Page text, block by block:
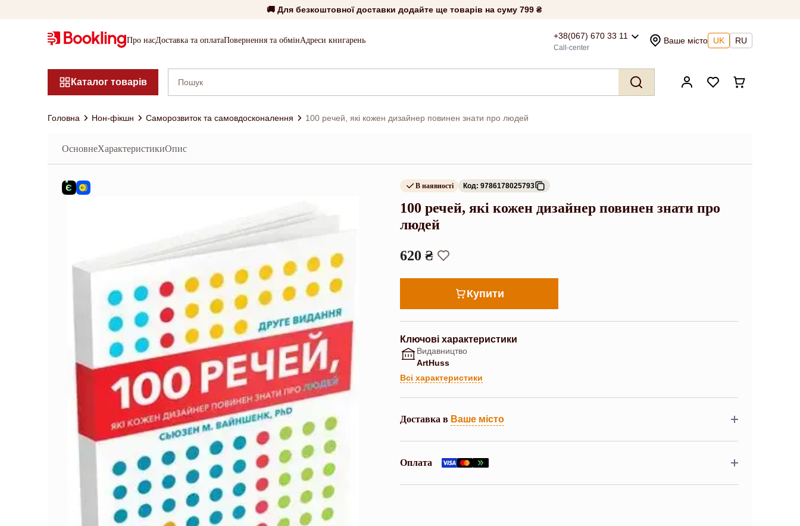
🚚 Для безкоштовної доставки додайте ще товарів на суму 799 ₴
Про насДоставка та оплатаПовернення та обмінАдреси книгарень +38(067) 670 33 11
Call-center
Ваше місто UK RU
Каталог товарів
Головна Нон-фікшн Саморозвиток та самовдосконалення 100 речей, які кожен дизайнер повинен знати про людей
ОсновнеХарактеристикиОпис
В наявності Код: 9786178025793
100 речей, які кожен дизайнер повинен знати про
людей
620 ₴
Купити
Ключові характеристики
Видавництво
ArtHuss
Всі характеристики
Доставка в Ваше місто
Оплата